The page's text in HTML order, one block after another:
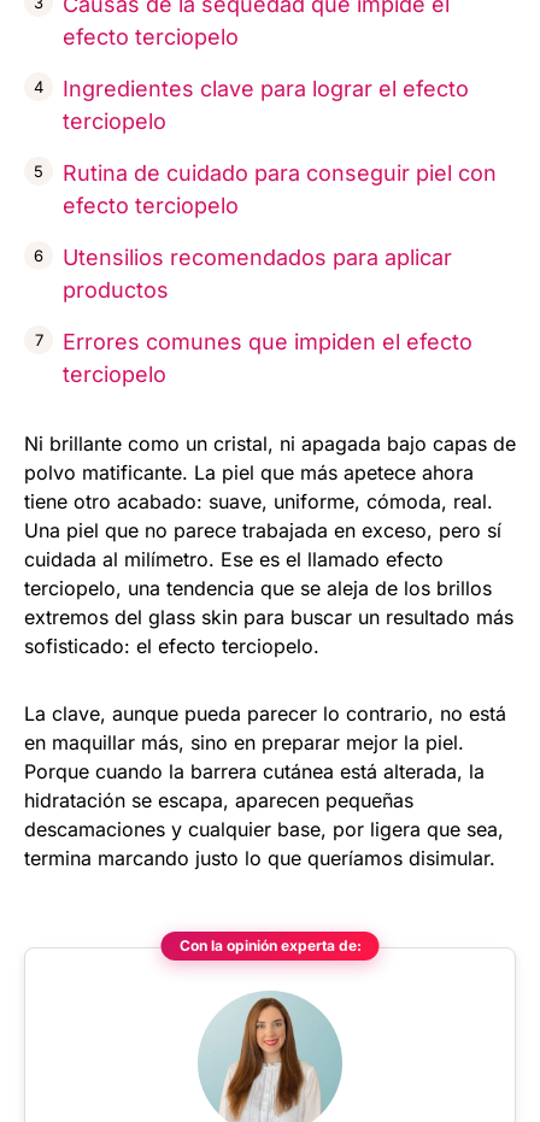
efecto terciopelo
Ingredientes clave para lograr el efecto
terciopelo
Rutina de cuidado para conseguir piel con
efecto terciopelo
Utensilios recomendados para aplicar
productos
Errores comunes que impiden el efecto
terciopelo
Ni brillante como un cristal, ni apagada bajo capas de
polvo matificante. La piel que más apetece ahora
tiene otro acabado: suave, uniforme, cómoda, real.
Una piel que no parece trabajada en exceso, pero sí
cuidada al milímetro. Ese es el llamado efecto
terciopelo, una tendencia que se aleja de los brillos
extremos del glass skin para buscar un resultado más
sofisticado: el efecto terciopelo.
La clave, aunque pueda parecer lo contrario, no está
en maquillar más, sino en preparar mejor la piel.
Porque cuando la barrera cutánea está alterada, la
hidratación se escapa, aparecen pequeñas
descamaciones y cualquier base, por ligera que sea,
termina marcando justo lo que queríamos disimular.
Con la opinión experta de: